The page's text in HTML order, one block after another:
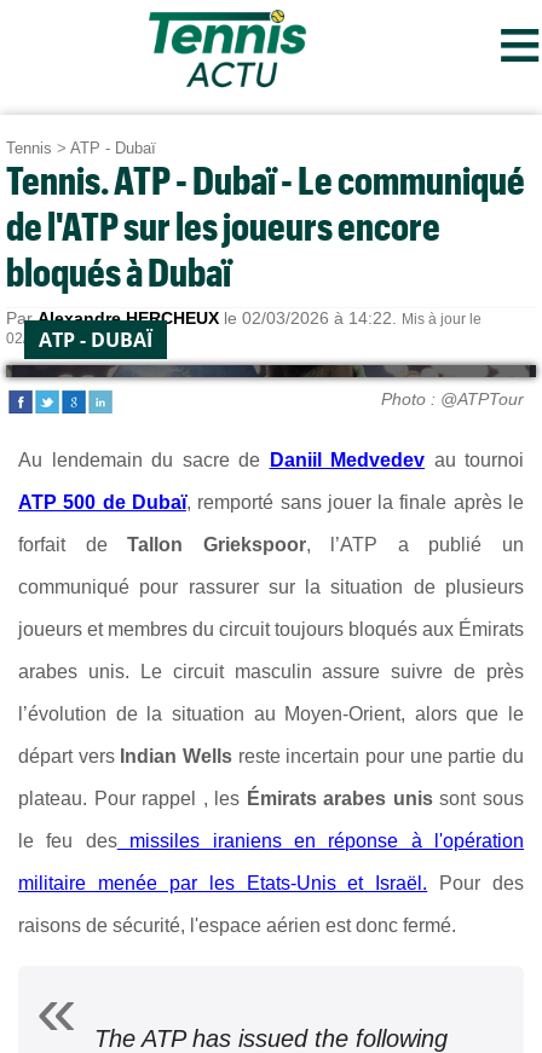
≡
Tennis > ATP - Dubaï
Tennis. ATP - Dubaï - Le communiqué
de l'ATP sur les joueurs encore
bloqués à Dubaï
ParAlexandre HERCHEUX le 02/03/2026 à 14:22.
Mis à jour le
02/03/2026 à 19:11.
ATP - DUBAÏ
Photo : @ATPTour
Au lendemain du sacre de Daniil Medvedev au tournoi
ATP 500 de Dubaï, remporté sans jouer la finale après le
forfait deTallon Griekspoor, l’ATP a publié un
communiqué pour rassurer sur la situation de plusieurs
joueurs et membres du circuit toujours bloqués aux Émirats
arabes unis. Le circuit masculin assure suivre de près
l’évolution de la situation au Moyen-Orient, alors que le
départ vers Indian Wells reste incertain pour une partie du
plateau. Pour rappel , les Émirats arabes unissont sous
le feu desmissiles iraniens en réponse à l'opération
militaire menée par les Etats-Unis et Israël. Pour des
raisons de sécurité, l'espace aérien est donc fermé.
The ATP has issued the following